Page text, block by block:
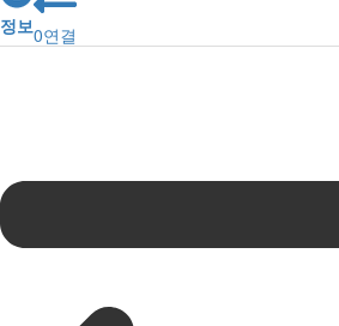
정보0연결